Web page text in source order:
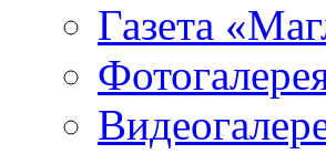
Газета